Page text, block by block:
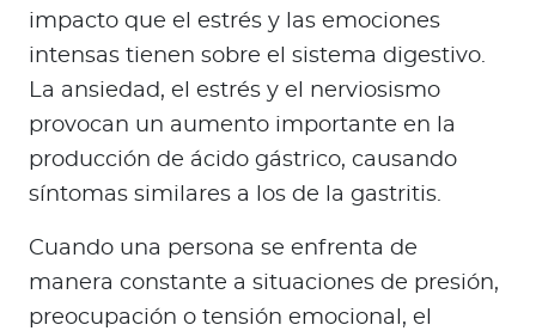
impacto que el estrés y las emociones
intensas tienen sobre el sistema digestivo.
La ansiedad, el estrés y el nerviosismo
provocan un aumento importante en la
producción de ácido gástrico, causando
síntomas similares a los de la gastritis.
Cuando una persona se enfrenta de
manera constante a situaciones de presión,
preocupación o tensión emocional, el